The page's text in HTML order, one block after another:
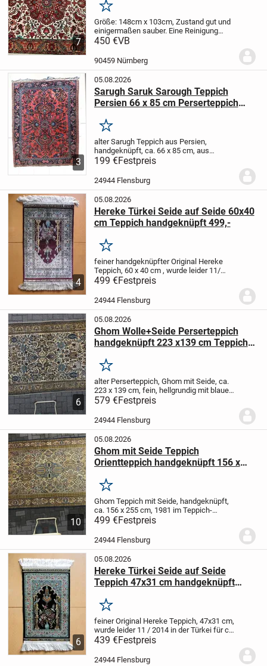
7
Merken
Größe: 148cm x 103cm, Zustand gut und
einigermaßen sauber. Eine Reinigung
würde ca. 40 Euro kosten, da er nur 1,5qm
vorhanden aber kaum bemerkbar.
450 €VB
90459 Nürnberg
3
05.08.2026
Sarugh Saruk Sarough Teppich
Persien 66 x 85 cm Perserteppich
Merken
alter Sarugh Teppich aus Persien,
handgeknüpft, ca. 66 x 85 cm, aus
Nachlass, gekauft Mitte der 80er Jahre
beim Fachhändler in Bremen, gebraucht-
muss an den Rändern neu gefasst /
repariert werden –...
199 €Festpreis
24944 Flensburg
4
05.08.2026
Hereke Türkei Seide auf Seide 60x40
cm Teppich handgeknüpft 499,-
Merken
feiner handgeknüpfter Original Hereke
Teppich, 60 x 40 cm , wurde leider 11/
2014 in der Türkei für ca. 2900 Euro
gekauft, unbenutzt aus Nachlass
499 €Festpreis
24944 Flensburg
6
05.08.2026
Ghom Wolle+Seide Perserteppich
handgeknüpft 223 x139 cm Teppich
Merken
alter Perserteppich, Ghom mit Seide, ca.
223 x 139 cm, fein, hellgrundig mit blauen
Blüten, Ranken und Tiermotiven , aus
guter Bergwolle gearbeitet, gebraucht,
Gutachten über Einzelhandelswert 1982...
579 €Festpreis
24944 Flensburg
10
05.08.2026
Ghom mit Seide Teppich
Orientteppich handgeknüpft 156 x
Merken
Ghom Teppich mit Seide, handgeknüpft,
ca. 156 x 255 cm, 1981 im Teppich-
Fachhandel in Bremen gekauft,
gebraucht. Es gibt ein paar abgetretene
Stellen und eine Ecke ist beschädigt (s.
Foto) - deswegen...
499 €Festpreis
24944 Flensburg
6
05.08.2026
Hereke Türkei Seide auf Seide
Teppich 47x31 cm handgeknüpft
Merken
feiner Original Hereke Teppich, 47x31 cm,
wurde leider 11 / 2014 in der Türkei für ca.
2600 Euro (!) gekauft , unbenutzt aus
439 €Festpreis
24944 Flensburg